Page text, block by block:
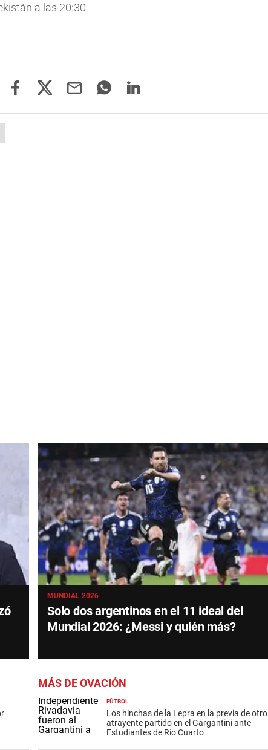
a las 20:30
MUNDIAL 2026
Solo dos argentinos en el 11 ideal del
Mundial 2026: ¿Messi y quién más?
MÁS DE OVACIÓN
FÚTBOL
Los hinchas de la Lepra en la previa de otro
atrayente partido en el Gargantini ante
Estudiantes de Río Cuarto